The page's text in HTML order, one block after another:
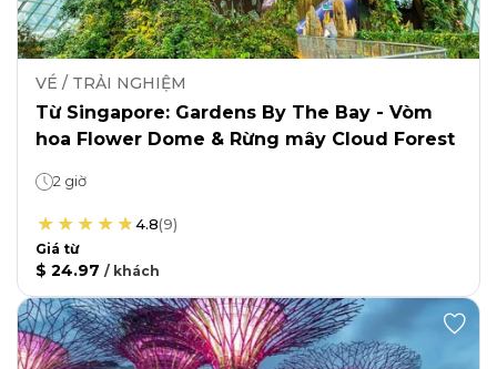
VÉ / TRẢI NGHIỆM
Từ Singapore: Gardens By The Bay - Vòm
hoa Flower Dome & Rừng mây Cloud Forest
2 giờ
4.8(9)
Giá từ
$ 24.97 / khách